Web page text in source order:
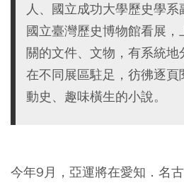
人、國立成功大學歷史學
國立臺灣歷史博物館看展
關的文件、文物，有系統
在不同展區駐足，彷彿逐頁
動史、趣味橫生的小說。
今年9月，亞運將在愛知．名